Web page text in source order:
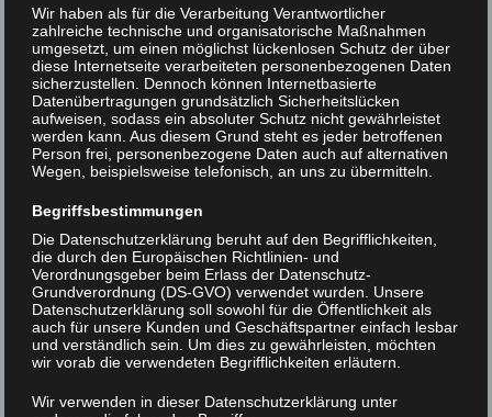
Klitzing
Beitrags-
Navigation
< images Treusch >
Wir haben als für die Verarbeitung Verantwortlicher
zahlreiche technische und organisatorische Maßnahmen
umgesetzt, um einen möglichst lückenlosen Schutz der über
diese Internetseite verarbeiteten personenbezogenen Daten
sicherzustellen. Dennoch können Internetbasierte
Datenübertragungen grundsätzlich Sicherheitslücken
aufweisen, sodass ein absoluter Schutz nicht gewährleistet
werden kann. Aus diesem Grund steht es jeder betroffenen
Person frei, personenbezogene Daten auch auf alternativen
Wegen, beispielsweise telefonisch, an uns zu übermitteln.
Begriffsbestimmungen
Die Datenschutzerklärung beruht auf den Begrifflichkeiten,
die durch den Europäischen Richtlinien- und
Verordnungsgeber beim Erlass der Datenschutz-
Grundverordnung (DS-GVO) verwendet wurden. Unsere
Datenschutzerklärung soll sowohl für die Öffentlichkeit als
auch für unsere Kunden und Geschäftspartner einfach lesbar
und verständlich sein. Um dies zu gewährleisten, möchten
wir vorab die verwendeten Begrifflichkeiten erläutern.
Wir verwenden in dieser Datenschutzerklärung unter